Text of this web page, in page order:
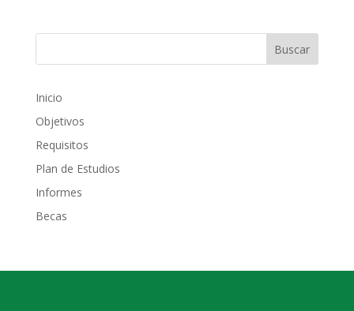
Inicio
Objetivos
Requisitos
Plan de Estudios
Informes
Becas